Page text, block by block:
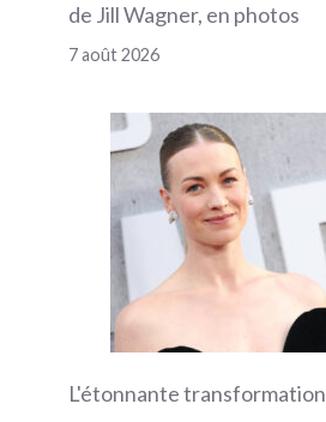
de Jill Wagner, en photos
7 août 2026
L'étonnante transformation